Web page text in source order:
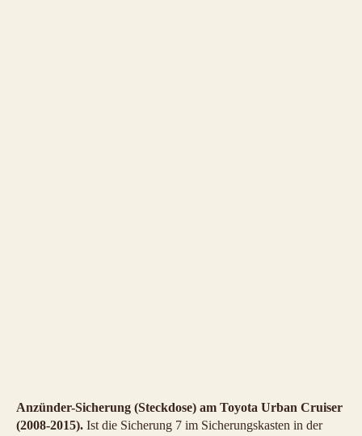
Anzünder-Sicherung (Steckdose) am Toyota Urban Cruiser
(2008-2015). Ist die Sicherung 7 im Sicherungskasten in der